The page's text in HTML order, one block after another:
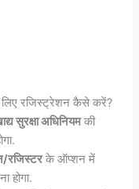
रजिस्ट्रेशन कैसे करें?
सुरक्षा अधिनियमकी
रजिस्टरके ऑप्शन में
होगा.